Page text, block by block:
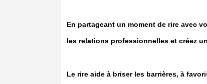
En partageant un moment de rire avec
les relations professionnelles et créez
Le rire aide à briser les barrières, à